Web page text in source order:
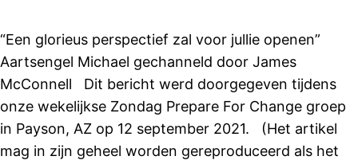
“Een glorieus perspectief zal voor jullie openen”
Aartsengel Michael gechanneld door James
McConnell Dit bericht werd doorgegeven tijdens
onze wekelijkse Zondag Prepare For Change groep
in Payson, AZ op 12 september 2021. (Het artikel
mag in zijn geheel worden gereproduceerd als het